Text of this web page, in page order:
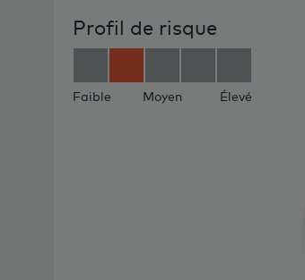
Profil de risque
Faible Moyen Élevé